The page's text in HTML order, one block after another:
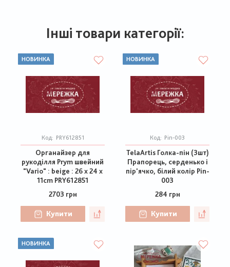
Інші товари категорії:
НОВИНКА
Код: PRY612851
Органайзер для
рукоділля Prym швейний
"Vario" : beige : 26 x 24 x
11cm PRY612851
2703 грн
Купити
НОВИНКА
Код: Pin-003
TelaArtis Голка-пін (3шт)
Прапорець, серденько і
пір'ячко, білий колір Pin-
003
284 грн
Купити
НОВИНКА